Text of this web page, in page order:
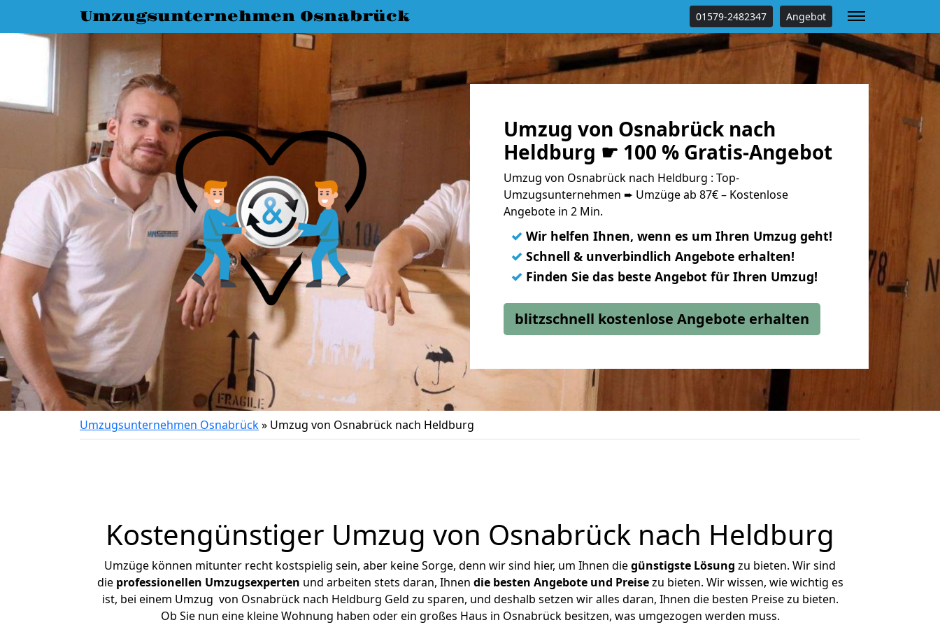
Umzugsunternehmen Osnabrück 01579-2482347 Angebot
Umzug von Osnabrück nach
Heldburg ☛ 100 % Gratis-Angebot
Umzug von Osnabrück nach Heldburg : Top-
Umzugsunternehmen ➨ Umzüge ab 87€ – Kostenlose
Angebote in 2 Min.
✓ Wir helfen Ihnen, wenn es um Ihren Umzug geht!
✓ Schnell & unverbindlich Angebote erhalten!
✓ Finden Sie das beste Angebot für Ihren Umzug!
blitzschnell kostenlose Angebote erhalten
Umzugsunternehmen Osnabrück» Umzug von Osnabrück nach Heldburg
Kostengünstiger Umzug von Osnabrück nach Heldburg
Umzüge können mitunter recht kostspielig sein, aber keine Sorge, denn wir sind hier, um Ihnen diegünstigste Lösung zu bieten. Wir sind
die professionellen Umzugsexperten und arbeiten stets daran, Ihnen die besten Angebote und Preisezu bieten. Wir wissen, wie wichtig es
ist, bei einem Umzug von Osnabrück nach Heldburg Geld zu sparen, und deshalb setzen wir alles daran, Ihnen die besten Preise zu bieten.
Ob Sie nun eine kleine Wohnung haben oder ein großes Haus in Osnabrück besitzen, was umgezogen werden muss.